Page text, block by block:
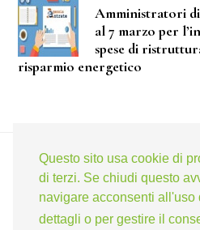
Questo sito usa cookie di
di terzi. Se chiudi questo
navigare acconsenti all'uso
dettagli o per gestire il
Amministratori
al 7 marzo per
spese di
risparmio energetico
TELEGRAM